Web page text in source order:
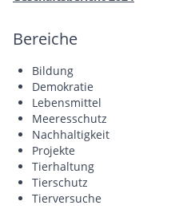
Bereiche
Bildung
Demokratie
Lebensmittel
Meeresschutz
Nachhaltigkeit
Projekte
Tierhaltung
Tierschutz
Tierversuche